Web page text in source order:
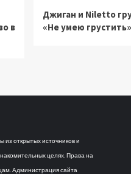
в
Джиган и Niletto
«Не умею грустить»
открытых источников и
целях. Права на
Администрация сайта